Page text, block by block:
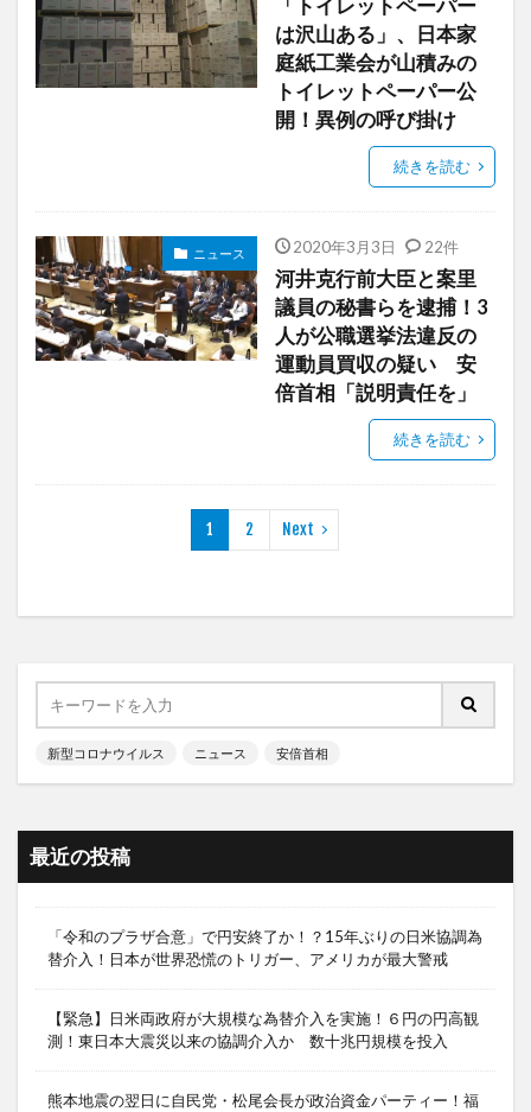
「トイレットペーパー
は沢山ある」、日本家
庭紙工業会が山積みの
トイレットペーパー公
開！異例の呼び掛け
続きを読む
ニュース 2020年3月3日 22件
河井克行前大臣と案里
議員の秘書らを逮捕！3
人が公職選挙法違反の
運動員買収の疑い 安
倍首相「説明責任を」
続きを読む
1 2 Next
新型コロナウイルス ニュース 安倍首相
最近の投稿
「令和のプラザ合意」で円安終了か！？15年ぶりの日米協調為
替介入！日本が世界恐慌のトリガー、アメリカが最大警戒
【緊急】日米両政府が大規模な為替介入を実施！６円の円高観
測！東日本大震災以来の協調介入か 数十兆円規模を投入
熊本地震の翌日に自民党・松尾会長が政治資金パーティー！福